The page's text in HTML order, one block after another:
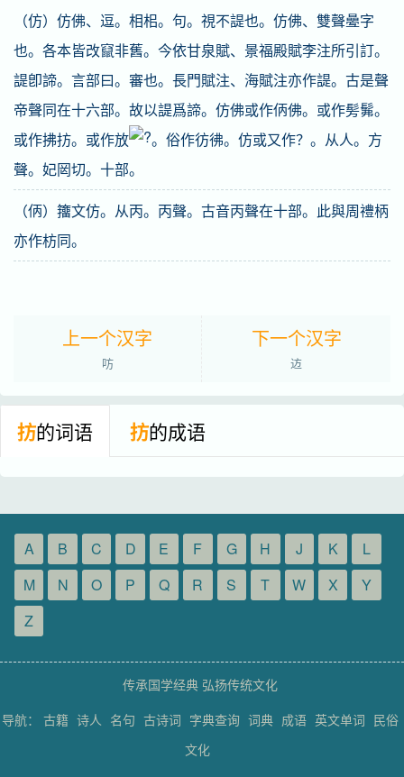
（仿）仿佛、逗。相㭒。句。視不諟也。仿佛、雙聲㬪字
也。各本皆改竄非舊。今依甘泉賦、景福殿賦李注所引訂。
諟卽諦。言部曰。審也。長門賦注、海賦注亦作諟。古是聲
帝聲同在十六部。故以諟爲諦。仿佛或作㑂佛。或作髣髴。
或作拂㧍。或作放
。俗作彷彿。仿或又作？。从人。方
聲。妃㒺切。十部。
（㑂）籒文仿。从丙。丙聲。古音丙聲在十部。此與周禮柄
亦作枋同。
上一个汉字
㕫
下一个汉字
䢍
㧍的词语 㧍的成语
A B C D E F G H J K
L
M
N O P Q R S T W X
Y
Z
传承国学经典 弘扬传统文化
导航： 古籍 诗人 名句 古诗词 字典查询 词典 成语 英文单词 民俗
文化